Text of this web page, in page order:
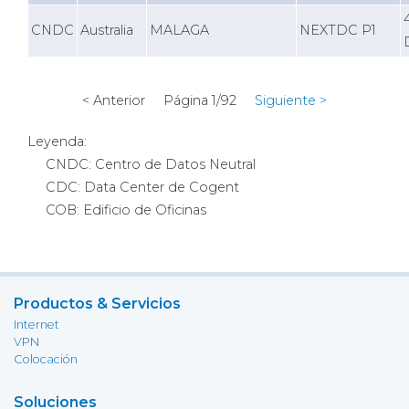
CNDC Australia MALAGA NEXTDC P1
< Anterior Página 1/92 Siguiente >
Leyenda:
CNDC: Centro de Datos Neutral
CDC: Data Center de Cogent
COB: Edificio de Oficinas
Productos & Servicios
Internet
VPN
Colocación
Soluciones